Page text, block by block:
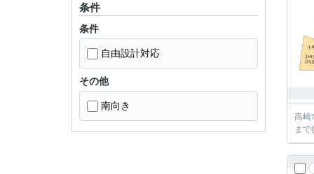
高崎
ま
条件
条件
自由設計対応
その他
南向き